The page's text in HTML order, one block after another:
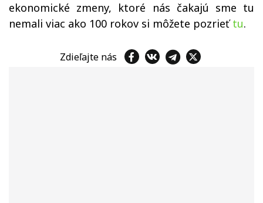
ekonomické zmeny, ktoré nás čakajú sme tu
nemali viac ako 100 rokov si môžete pozrieťtu.
Zdieľajte nás